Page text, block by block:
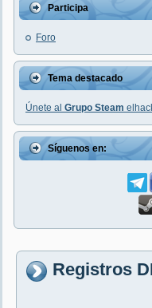
Participa
Foro
Tema destacado
Únete al Grupo Steam
Síguenos en:
Registros